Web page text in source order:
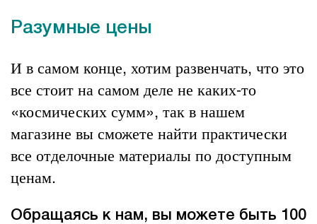
Разумные цены
И в самом конце, хотим развенчать, что это
все стоит на самом деле не каких-то
«космических сумм», так в нашем
магазине вы сможете найти практически
все отделочные материалы по доступным
ценам.
Обращаясь к нам, вы можете быть 100